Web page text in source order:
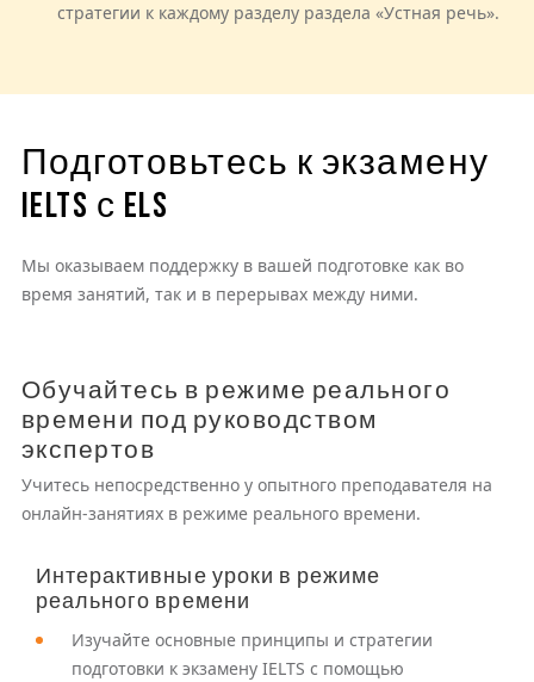
стратегии к каждому разделу раздела «Устная речь».
Подготовьтесь к экзамену
IELTS с ELS
Мы оказываем поддержку в вашей подготовке как во
время занятий, так и в перерывах между ними.
Обучайтесь в режиме реального
времени под руководством
экспертов
Учитесь непосредственно у опытного преподавателя на
онлайн-занятиях в режиме реального времени.
Интерактивные уроки в режиме
реального времени
Изучайте основные принципы и стратегии
подготовки к экзамену IELTS с помощью